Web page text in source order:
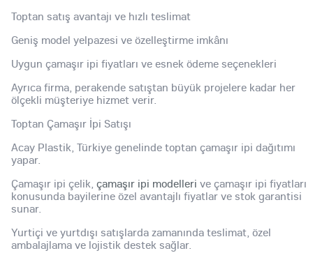
Toptan satış avantajı ve hızlı teslimat
Geniş model yelpazesi ve özelleştirme imkânı
Uygun çamaşır ipi fiyatları ve esnek ödeme seçenekleri
Ayrıca firma, perakende satıştan büyük projelere kadar her
ölçekli müşteriye hizmet verir.
Toptan Çamaşır İpi Satışı
Acay Plastik, Türkiye genelinde toptan çamaşır ipi dağıtımı
yapar.
Çamaşır ipi çelik, çamaşır ipi modelleri ve çamaşır ipi fiyatları
konusunda bayilerine özel avantajlı fiyatlar ve stok garantisi
sunar.
Yurtiçi ve yurtdışı satışlarda zamanında teslimat, özel
ambalajlama ve lojistik destek sağlar.